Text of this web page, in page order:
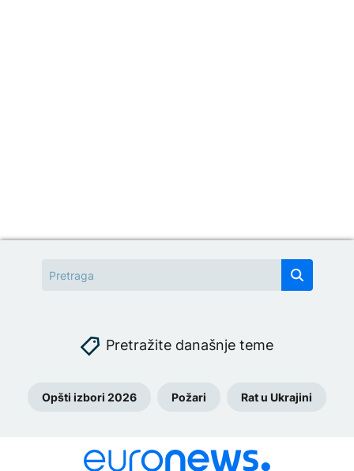
Pretražite današnje teme
Opšti izbori 2026 Požari Rat u Ukrajini